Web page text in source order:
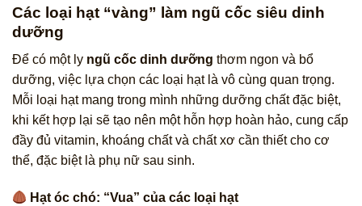
Các loại hạt “vàng” làm ngũ cốc siêu dinh
dưỡng
Để có một ly ngũ cốc dinh dưỡng thơm ngon và bổ
dưỡng, việc lựa chọn các loại hạt là vô cùng quan trọng.
Mỗi loại hạt mang trong mình những dưỡng chất đặc biệt,
khi kết hợp lại sẽ tạo nên một hỗn hợp hoàn hảo, cung cấp
đầy đủ vitamin, khoáng chất và chất xơ cần thiết cho cơ
thể, đặc biệt là phụ nữ sau sinh.
Hạt óc chó: “Vua” của các loại hạt